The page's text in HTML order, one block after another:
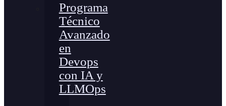
Programa
Técnico
Avanzado
en
Devops
con IA y
LLMOps